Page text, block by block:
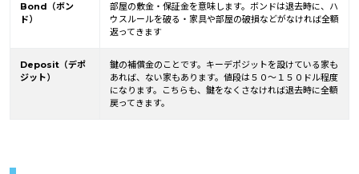
Bond（ボン
ド）
部屋の敷金・保証金を意味します。ボンドは退去時に、ハ
ウスルールを破る・家具や部屋の破損などがなければ全額
返ってきます
Deposit（デポ
ジット）
鍵の補償金のことです。キーデポジットを設けている家も
あれば、ない家もあります。値段は５０～１５０ドル程度
になります。こちらも、鍵をなくさなければ退去時に全額
戻ってきます。